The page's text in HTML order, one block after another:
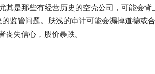
其是那些有经营历史的空壳公司，可能会背
监管问题。肤浅的审计可能会漏掉道德或
失信心，股价暴跌。